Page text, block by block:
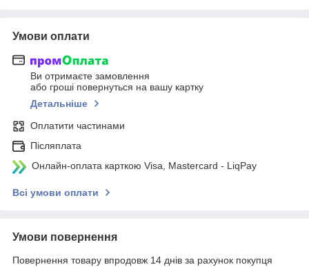
Умови оплати
Ви отримаєте замовлення
або гроші повернуться на вашу картку
Детальніше
Оплатити частинами
Післяплата
Онлайн-оплата карткою Visa, Mastercard - LiqPay
Всі умови оплати
Умови повернення
Повернення товару впродовж 14 днів за рахунок покупця